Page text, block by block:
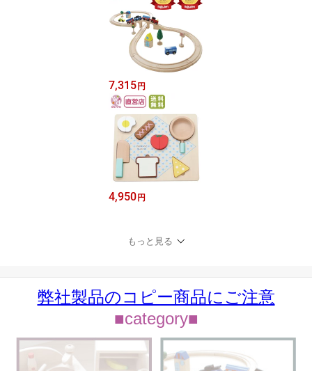
7,315 円
4,950 円
もっと見る
弊社製品のコピー商品にご注意
■category■